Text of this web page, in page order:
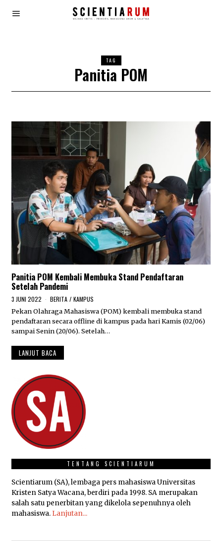
TAG
Panitia POM
Panitia POM Kembali Membuka Stand Pendaftaran
Setelah Pandemi
3 JUNI 2022
0
J
U
N
2
0
2
BERITA / KAMPUS
Pekan Olahraga Mahasiswa (POM) kembali membuka stand
pendaftaran secara offline di kampus pada hari Kamis (02/06)
sampai Senin (20/06). Setelah…
LANJUT BACA
TENTANG SCIENTIARUM
Scientiarum (SA), lembaga pers mahasiswa Universitas
Kristen Satya Wacana, berdiri pada 1998. SA merupakan
salah satu penerbitan yang dikelola sepenuhnya oleh
mahasiswa. Lanjutan...